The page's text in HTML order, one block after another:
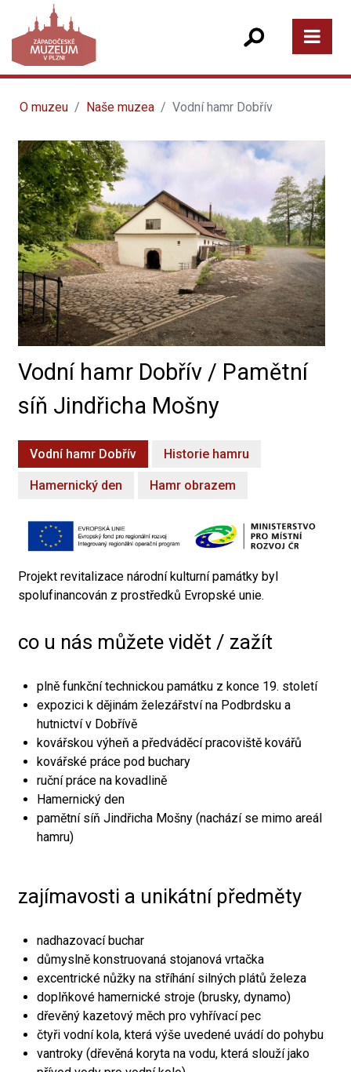
O muzeu Naše muzea Vodní hamr Dobřív
Vodní hamr Dobřív / Pamětní
síň Jindřicha Mošny
Vodní hamr Dobřív Historie hamru
Hamernický den Hamr obrazem
Projekt revitalizace národní kulturní památky byl
spolufinancován z prostředků Evropské unie.
co u nás můžete vidět / zažít
plně funkční technickou památku z konce 19. století
expozici k dějinám železářství na Podbrdsku a
hutnictví v Dobřívě
kovářskou výheň a předváděcí pracoviště kovářů
kovářské práce pod buchary
ruční práce na kovadlině
Hamernický den
pamětní síň Jindřicha Mošny (nachází se mimo areál
hamru)
zajímavosti a unikátní předměty
nadhazovací buchar
důmyslně konstruovaná stojanová vrtačka
excentrické nůžky na stříhání silných plátů železa
doplňkové hamernické stroje (brusky, dynamo)
dřevěný kazetový měch pro vyhřívací pec
čtyři vodní kola, která výše uvedené uvádí do pohybu
vantroky (dřevěná koryta na vodu, která slouží jako